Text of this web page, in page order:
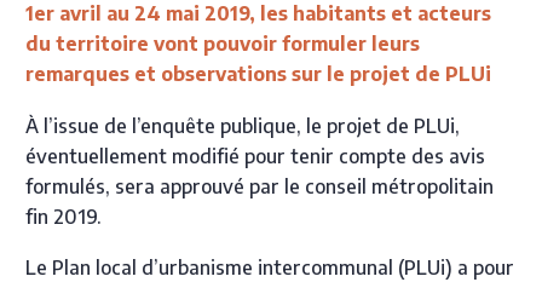
1er avril au 24 mai 2019, les habitants et acteurs
du territoire vont pouvoir formuler leurs
remarques et observations sur le projet de PLUi
À l’issue de l’enquête publique, le projet de PLUi,
éventuellement modifié pour tenir compte des avis
formulés, sera approuvé par le conseil métropolitain
fin 2019.
Le Plan local d’urbanisme intercommunal (PLUi) a pour